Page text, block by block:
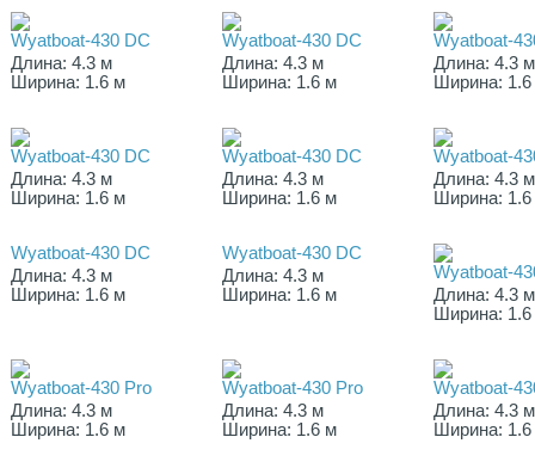
Wyatboat-430 DC
Длина: 4.3 м
Ширина: 1.6 м
Wyatboat-430 DC
Длина: 4.3 м
Ширина: 1.6 м
Wyatboat-
Длина: 4.3 м
Ширина:
Wyatboat-430 DC
Длина: 4.3 м
Ширина: 1.6 м
Wyatboat-430 DC
Длина: 4.3 м
Ширина: 1.6 м
Wyatboat-
Длина: 4.3 м
Ширина:
Wyatboat-430 DC
Длина: 4.3 м
Ширина: 1.6 м
Wyatboat-430 DC
Длина: 4.3 м
Ширина: 1.6 м
Wyatboat-
Длина: 4.3 м
Ширина:
Wyatboat-430 Pro
Длина: 4.3 м
Ширина: 1.6 м
Wyatboat-430 Pro
Длина: 4.3 м
Ширина: 1.6 м
Wyatboat-
Длина: 4.3 м
Ширина: